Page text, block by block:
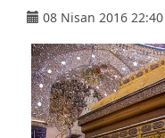
08 Nisan 2016 22:40